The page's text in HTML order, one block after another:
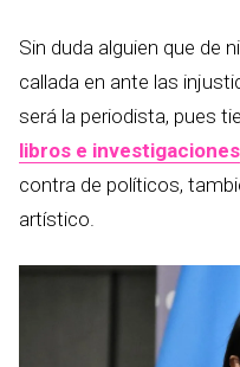
Sin duda alguien que de
callada en ante las
será la periodista, pues
libros e investigaciones
contra de políticos,
artístico.